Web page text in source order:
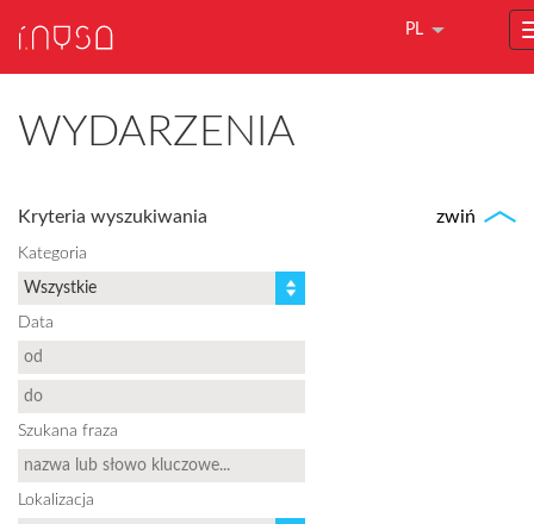
PL
WYDARZENIA
zwiń
Kryteria wyszukiwania
Kategoria
Data
Szukana fraza
Lokalizacja